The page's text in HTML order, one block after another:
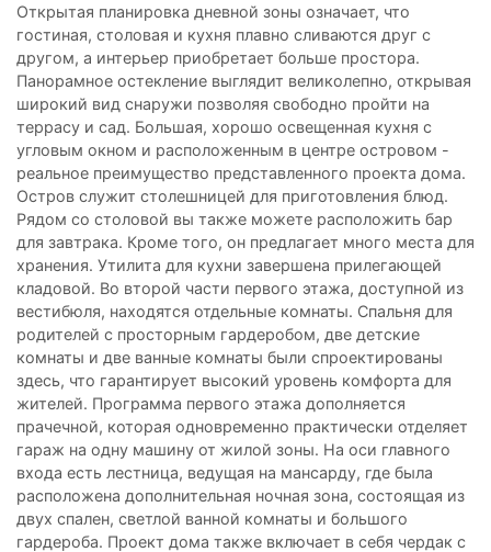
Открытая планировка дневной зоны означает, что
гостиная, столовая и кухня плавно сливаются друг с
другом, а интерьер приобретает больше простора.
Панорамное остекление выглядит великолепно, открывая
широкий вид снаружи позволяя свободно пройти на
террасу и сад. Большая, хорошо освещенная кухня с
угловым окном и расположенным в центре островом -
реальное преимущество представленного проекта дома.
Остров служит столешницей для приготовления блюд.
Рядом со столовой вы также можете расположить бар
для завтрака. Кроме того, он предлагает много места для
хранения. Утилита для кухни завершена прилегающей
кладовой. Во второй части первого этажа, доступной из
вестибюля, находятся отдельные комнаты. Спальня для
родителей с просторным гардеробом, две детские
комнаты и две ванные комнаты были спроектированы
здесь, что гарантирует высокий уровень комфорта для
жителей. Программа первого этажа дополняется
прачечной, которая одновременно практически отделяет
гараж на одну машину от жилой зоны. На оси главного
входа есть лестница, ведущая на мансарду, где была
расположена дополнительная ночная зона, состоящая из
двух спален, светлой ванной комнаты и большого
гардероба. Проект дома также включает в себя чердак с